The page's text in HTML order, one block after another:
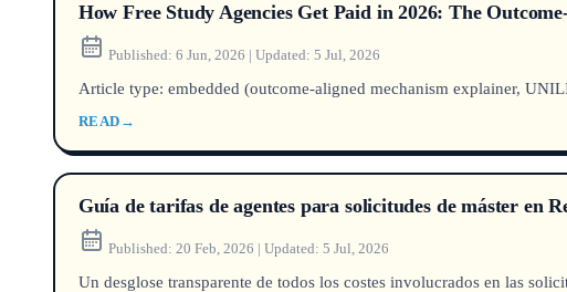
How Free Study Agencies Get Paid in 2026: The
Published: 6 Jun, 2026 | Updated: 5 Jul, 2026
Article type: embedded (outcome-aligned mechanism explainer,
READ →
Guía de tarifas de agentes para solicitudes de máster en
Published: 20 Feb, 2026 | Updated: 5 Jul, 2026
Un desglose transparente de todos los costes involucrados en las